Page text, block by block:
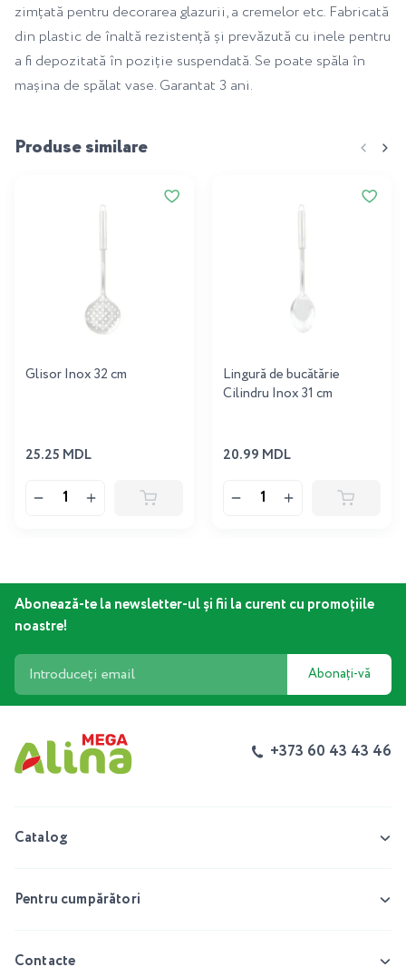
zimțată pentru decorarea glazurii, a cremelor etc. Fabricată
din plastic de înaltă rezistență și prevăzută cu inele pentru
a fi depozitată în poziție suspendată. Se poate spăla în
mașina de spălat vase. Garantat 3 ani.
Produse similare
Glisor Inox 32 cm
25.25 MDL
Lingură de bucătărie
Cilindru Inox 31 cm
20.99 MDL
Abonează-te la newsletter-ul și fii la curent cu promoțiile
noastre!
Abonați-vă
+373 60 43 43 46
Catalog
Pentru cumpărători
Contacte